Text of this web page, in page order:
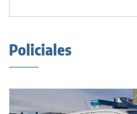
Policiales